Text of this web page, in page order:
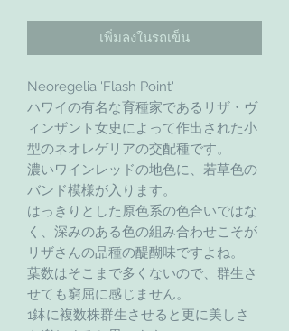
เพิ่มลงในรถเข็น
Neoregelia 'Flash Point'
ハワイの有名な育種家であるリザ・ヴ
ィンザント女史によって作出された小
型のネオレゲリアの交配種です。
濃いワインレッドの地色に、若草色の
バンド模様が入ります。
はっきりとした原色系の色合いではな
く、深みのある色の組み合わせこそが
リザさんの品種の醍醐味ですよね。
葉数はそこまで多くないので、群生さ
せても窮屈に感じません。
1鉢に複数株群生させると更に美しさ